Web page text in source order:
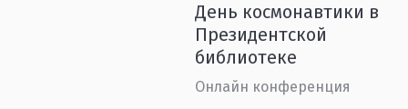
День космонавтики в
Президентской
библиотеке
Онлайн конференция